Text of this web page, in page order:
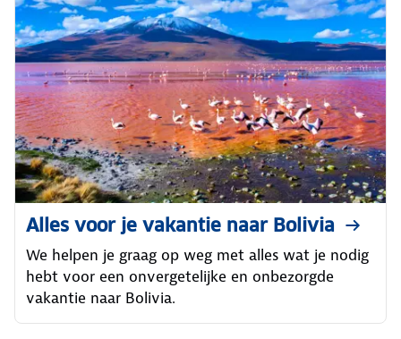
Alles voor je vakantie naar Bolivia
We helpen je graag op weg met alles wat je nodig
hebt voor een onvergetelijke en onbezorgde
vakantie naar Bolivia.